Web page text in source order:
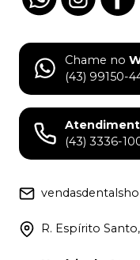
Chame no
(43) 99150-
(43) 3336-
R. Espírito